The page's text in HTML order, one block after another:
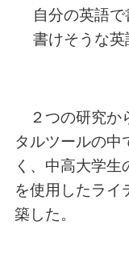
自分の英語で
書けそうな
２つの研究か
タルツールの中
く、中高大学
を使用したライ
築した。